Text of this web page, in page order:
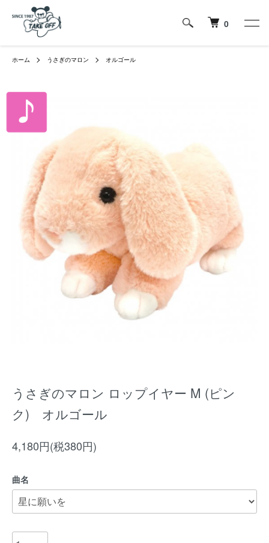
0
ホーム うさぎのマロン オルゴール
うさぎのマロン ロップイヤー M (ピン
ク) オルゴール
4,180円(税380円)
曲名